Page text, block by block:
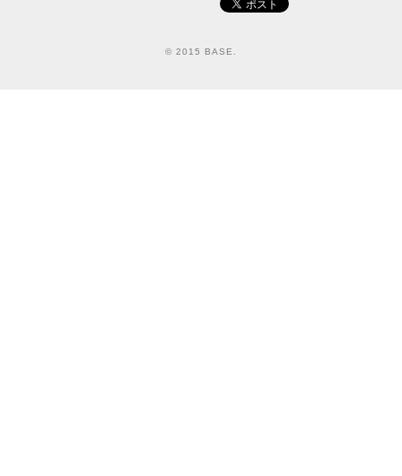
© 2015 BASE.